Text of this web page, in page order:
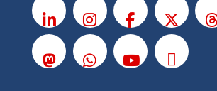
LinkedInInstagramFacebook
X